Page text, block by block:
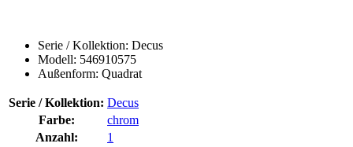
Serie / Kollektion: Decus
Modell: 546910575
Außenform: Quadrat
Serie / Kollektion: Decus
Farbe:
chrom
Anzahl:
1